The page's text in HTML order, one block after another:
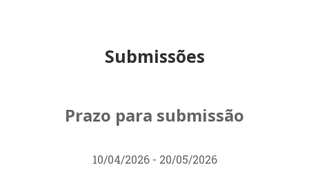
Submissões
Prazo para submissão
10/04/2026 - 20/05/2026